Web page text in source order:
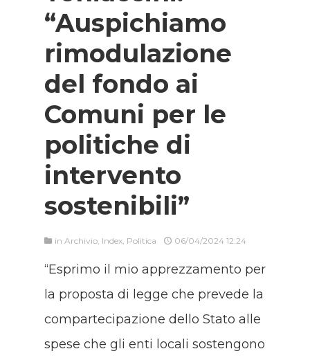
“Auspichiamo
rimodulazione
del fondo ai
Comuni per le
politiche di
intervento
sostenibili”
in Archivio Index Politica 06/04/2024 12:24
“Esprimo il mio apprezzamento per
la proposta di legge che prevede la
compartecipazione dello Stato alle
spese che gli enti locali sostengono